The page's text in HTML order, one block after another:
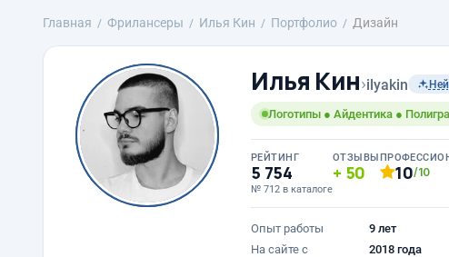
Главная Фрилансеры Илья Кин Портфолио Дизайн
Илья Кин›ilyakin
Логотипы ● Айдентика ●
РЕЙТИНГ
5 754
№ 712 в каталоге
ОТЗЫВЫ
50 10/10
Опыт работы
9 лет
На сайте с
2018 года